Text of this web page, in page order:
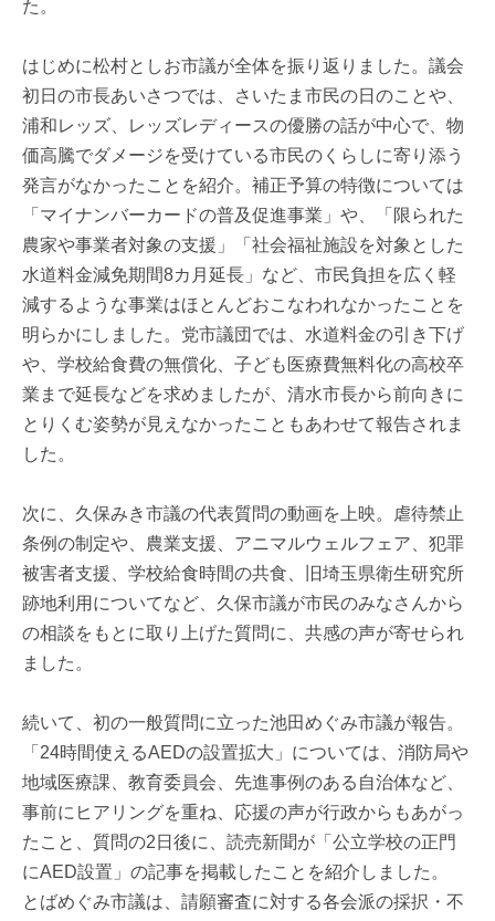
た。
はじめに松村としお市議が全体を振り返りました。議会
初日の市長あいさつでは、さいたま市民の日のことや、
浦和レッズ、レッズレディースの優勝の話が中心で、物
価高騰でダメージを受けている市民のくらしに寄り添う
発言がなかったことを紹介。補正予算の特徴については
「マイナンバーカードの普及促進事業」や、「限られた
農家や事業者対象の支援」「社会福祉施設を対象とした
水道料金減免期間8カ月延長」など、市民負担を広く軽
減するような事業はほとんどおこなわれなかったことを
明らかにしました。党市議団では、水道料金の引き下げ
や、学校給食費の無償化、子ども医療費無料化の高校卒
業まで延長などを求めましたが、清水市長から前向きに
とりくむ姿勢が見えなかったこともあわせて報告されま
した。
次に、久保みき市議の代表質問の動画を上映。虐待禁止
条例の制定や、農業支援、アニマルウェルフェア、犯罪
被害者支援、学校給食時間の共食、旧埼玉県衛生研究所
跡地利用についてなど、久保市議が市民のみなさんから
の相談をもとに取り上げた質問に、共感の声が寄せられ
ました。
続いて、初の一般質問に立った池田めぐみ市議が報告。
「24時間使えるAEDの設置拡大」については、消防局や
地域医療課、教育委員会、先進事例のある自治体など、
事前にヒアリングを重ね、応援の声が行政からもあがっ
たこと、質問の2日後に、読売新聞が「公立学校の正門
にAED設置」の記事を掲載したことを紹介しました。
とばめぐみ市議は、請願審査に対する各会派の採択・不